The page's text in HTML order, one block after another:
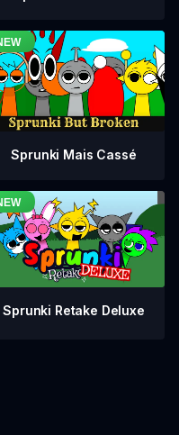
Sprunki Mais Cassé
Sprunki Retake Deluxe